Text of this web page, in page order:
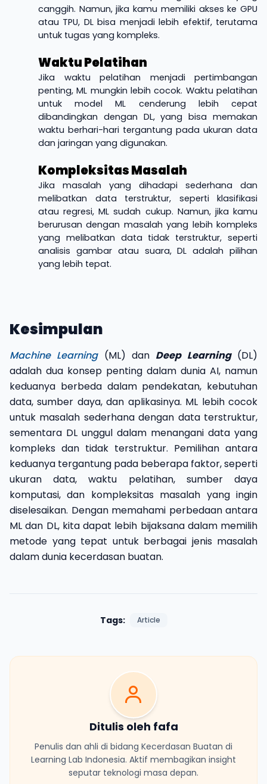
canggih. Namun, jika kamu memiliki akses ke GPU
atau TPU, DL bisa menjadi lebih efektif, terutama
untuk tugas yang kompleks.
Waktu Pelatihan
Jika waktu pelatihan menjadi pertimbangan
penting, ML mungkin lebih cocok. Waktu pelatihan
untuk model ML cenderung lebih cepat
dibandingkan dengan DL, yang bisa memakan
waktu berhari-hari tergantung pada ukuran data
dan jaringan yang digunakan.
Kompleksitas Masalah
Jika masalah yang dihadapi sederhana dan
melibatkan data terstruktur, seperti klasifikasi
atau regresi, ML sudah cukup. Namun, jika kamu
berurusan dengan masalah yang lebih kompleks
yang melibatkan data tidak terstruktur, seperti
analisis gambar atau suara, DL adalah pilihan
yang lebih tepat.
Kesimpulan
Machine Learning(ML) dan Deep Learning(DL)
adalah dua konsep penting dalam dunia AI, namun
keduanya berbeda dalam pendekatan, kebutuhan
data, sumber daya, dan aplikasinya. ML lebih cocok
untuk masalah sederhana dengan data terstruktur,
sementara DL unggul dalam menangani data yang
kompleks dan tidak terstruktur. Pemilihan antara
keduanya tergantung pada beberapa faktor, seperti
ukuran data, waktu pelatihan, sumber daya
komputasi, dan kompleksitas masalah yang ingin
diselesaikan. Dengan memahami perbedaan antara
ML dan DL, kita dapat lebih bijaksana dalam memilih
metode yang tepat untuk berbagai jenis masalah
dalam dunia kecerdasan buatan.
Tags: Article
Ditulis oleh fafa
Penulis dan ahli di bidang Kecerdasan Buatan di
Learning Lab Indonesia. Aktif membagikan insight
seputar teknologi masa depan.